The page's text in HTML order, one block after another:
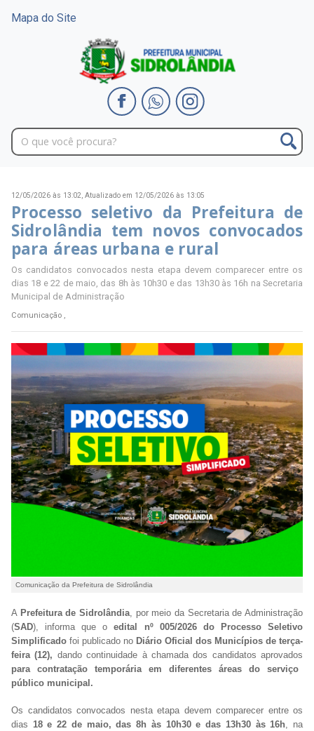
Mapa do Site
12/05/2026 às 13:02, Atualizado em 12/05/2026 às 13:05
Processo seletivo da Prefeitura de
Sidrolândia tem novos convocados
para áreas urbana e rural
Os candidatos convocados nesta etapa devem comparecer entre os
dias 18 e 22 de maio, das 8h às 10h30 e das 13h30 às 16h na Secretaria
Municipal de Administração
Comunicação ,
Comunicação da Prefeitura de Sidrolândia
A Prefeitura de Sidrolândia, por meio da Secretaria de Administração
(SAD), informa que o edital nº 005/2026 do Processo Seletivo
Simplificado foi publicado no Diário Oficial dos Municípios de terça-
feira (12), dando continuidade à chamada dos candidatos aprovados
para contratação temporária em diferentes áreas do serviço
público municipal.
Os candidatos convocados nesta etapa devem comparecer entre os
dias 18 e 22 de maio, das 8h às 10h30 e das 13h30 às 16h, na